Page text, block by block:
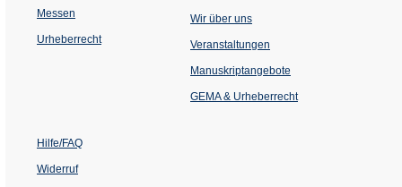
Messen
Urheberrecht
Wir über uns
Veranstaltungen
einem
Tab)
Manuskriptangebote
GEMA & Urheberrecht
Hilfe/FAQ
Widerruf